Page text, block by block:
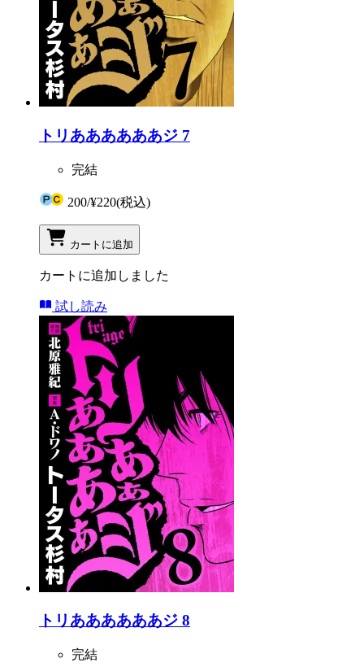
トリああああああジ 7
完結
200/¥220(税込)
カートに追加
カートに追加しました
試し読み
トリああああああジ 8
完結